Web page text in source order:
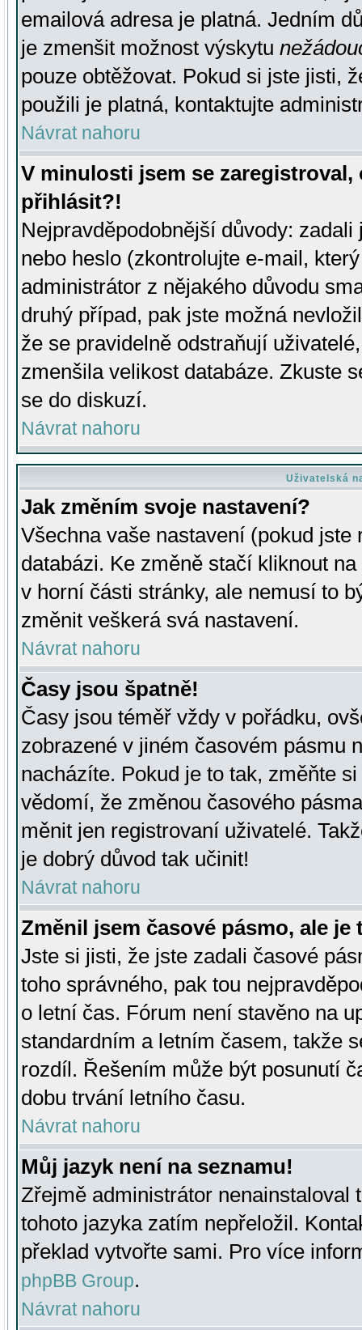
emailová adresa je platná. Jedním
je zmenšit možnost výskytu
pouze obtěžovat. Pokud si jste jisti,
použili je platná, kontaktujte
Návrat nahoru
V minulosti jsem se
přihlásit?!
Nejpravděpodobnější důvody:
nebo heslo (zkontrolujte e-mail,
administrátor z nějakého důvodu
druhý případ, pak jste možná
že se pravidelně odstraňují
zmenšila velikost databáze. Zkuste
se do diskuzí.
Návrat nahoru
Uživatelská
Jak změním svoje nastavení?
Všechna vaše nastavení (pokud
databázi. Ke změně stačí kliknout
v horní části stránky, ale nemusí to
změnit veškerá svá nastavení.
Návrat nahoru
Časy jsou špatně!
Časy jsou téměř vždy v pořádku,
zobrazené v jiném časovém pásmu
nacházíte. Pokud je to tak, změňte
vědomí, že změnou časového
měnit jen registrovaní uživatelé.
je dobrý důvod tak učinit!
Návrat nahoru
Změnil jsem časové pásmo, ale je
Jste si jisti, že jste zadali časové
toho správného, pak tou
o letní čas. Fórum není stavěno na
standardním a letním časem, takže
rozdíl. Řešením může být posunutí
dobu trvání letního času.
Návrat nahoru
Můj jazyk není na seznamu!
Zřejmě administrátor nenainstaloval
tohoto jazyka zatím nepřeložil.
překlad vytvořte sami. Pro více
phpBB Group.
Návrat nahoru